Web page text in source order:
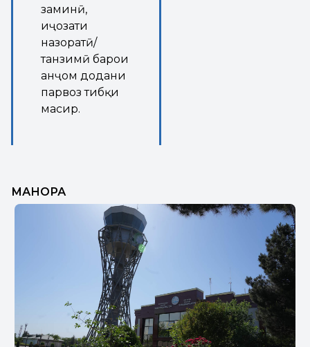
заминӣ,
иҷозати
назоратӣ/
танзимӣ барои
анҷом додани
парвоз тибқи
масир.
МАНОРА